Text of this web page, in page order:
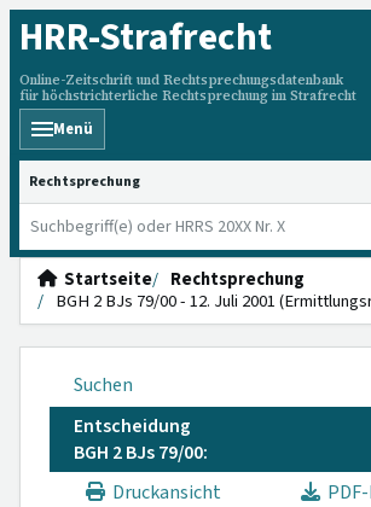
HRR-Strafrecht
Online-Zeitschrift und Rechtsprechungsdatenbank
für höchstrichterliche Rechtsprechung im Strafrecht
Menü
HRRS durchsuchen
Startseite
Rechtsprechung
BGH 2 BJs 79/00 - 12. Juli 2001
Suchen
Entscheidung
BGH 2 BJs 79/00:
Druckansicht